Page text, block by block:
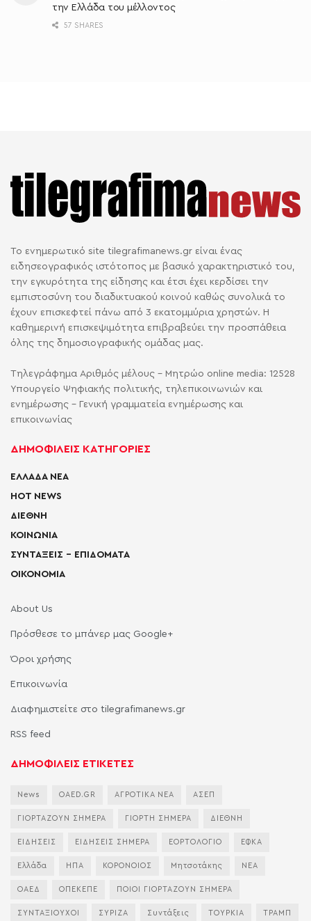
την Ελλάδα του μέλλοντος
57 SHARES
Το ενημερωτικό site tilegrafimanews.gr είναι ένας
ειδησεογραφικός ιστότοπος με βασικό χαρακτηριστικό του,
την εγκυρότητα της είδησης και έτσι έχει κερδίσει την
εμπιστοσύνη του διαδικτυακού κοινού καθώς συνολικά το
έχουν επισκεφτεί πάνω από 3 εκατομμύρια χρηστών. Η
καθημερινή επισκεψιμότητα επιβραβεύει την προσπάθεια
όλης της δημοσιογραφικής ομάδας μας.
Τηλεγράφημα Αριθμός μέλους - Μητρώο online media: 12528
Υπουργείο Ψηφιακής πολιτικής, τηλεπικοινωνιών και
ενημέρωσης - Γενική γραμματεία ενημέρωσης και
επικοινωνίας
ΔΗΜΟΦΙΛΕΙΣ ΚΑΤΗΓΟΡΙΕΣ
ΕΛΛΑΔΑ ΝΕΑ
HOT NEWS
ΔΙΕΘΝΗ
ΚΟΙΝΩΝΙΑ
ΣΥΝΤΑΞΕΙΣ – ΕΠΙΔΟΜΑΤΑ
ΟΙΚΟΝΟΜΙΑ
About Us
Πρόσθεσε το μπάνερ μας Google+
Όροι χρήσης
Επικοινωνία
Διαφημιστείτε στο tilegrafimanews.gr
RSS feed
ΔΗΜΟΦΙΛΕΙΣ ΕΤΙΚΕΤΕΣ
News OAED.GR ΑΓΡΟΤΙΚΑ ΝΕΑ ΑΣΕΠ
ΓΙΟΡΤΑΖΟΥΝ ΣΗΜΕΡΑ ΓΙΟΡΤΗ ΣΗΜΕΡΑ ΔΙΕΘΝΗ
ΕΙΔΗΣΕΙΣ ΕΙΔΗΣΕΙΣ ΣΗΜΕΡΑ ΕΟΡΤΟΛΟΓΙΟ ΕΦΚΑ
Ελλάδα ΗΠΑ ΚΟΡΟΝΟΙΟΣ Μητσοτάκης ΝΕΑ
ΟΑΕΔ ΟΠΕΚΕΠΕ ΠΟΙΟΙ ΓΙΟΡΤΑΖΟΥΝ ΣΗΜΕΡΑ
ΣΥΝΤΑΞΙΟΥΧΟΙ ΣΥΡΙΖΑ Συντάξεις ΤΟΥΡΚΙΑ ΤΡΑΜΠ